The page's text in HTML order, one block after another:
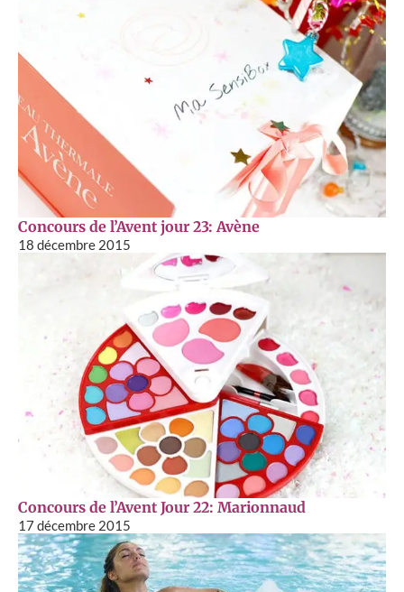
Concours de l’Avent jour 23: Avène
18 décembre 2015
Concours de l’Avent Jour 22: Marionnaud
17 décembre 2015